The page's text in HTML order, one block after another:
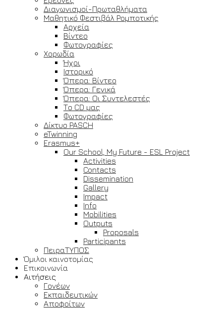
Διαγωνισμοί-Πρωταθλήματα
Μαθητικό Φεστιβάλ Ρομποτικής
Αρχεία
Βίντεο
Φωτογραφίες
Χορωδία
Ήχοι
Ιστορικό
Όπερα: Βίντεο
Όπερα: Γενικά
Όπερα: Οι Συντελεστές
Το CD μας
Φωτογραφίες
Δίκτυο PASCH
eTwinning
Erasmus+
Our School, My Future - ESL Project
Activities
Contacts
Dissemination
Gallery
Impact
Info
Mobilities
Outputs
Proposals
Participants
ΠειραΤΥΠΟΣ
Όμιλοι καινοτομίας
Επικοινωνία
Αιτήσεις
Γονέων
Εκπαιδευτικών
Αποφοίτων